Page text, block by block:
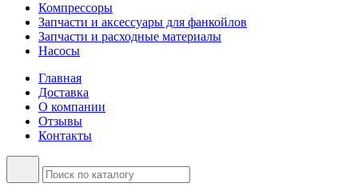
Компрессоры
Запчасти и аксессуары для фанкойлов
Запчасти и расходные материалы
Насосы
Главная
Доставка
О компании
Отзывы
Контакты